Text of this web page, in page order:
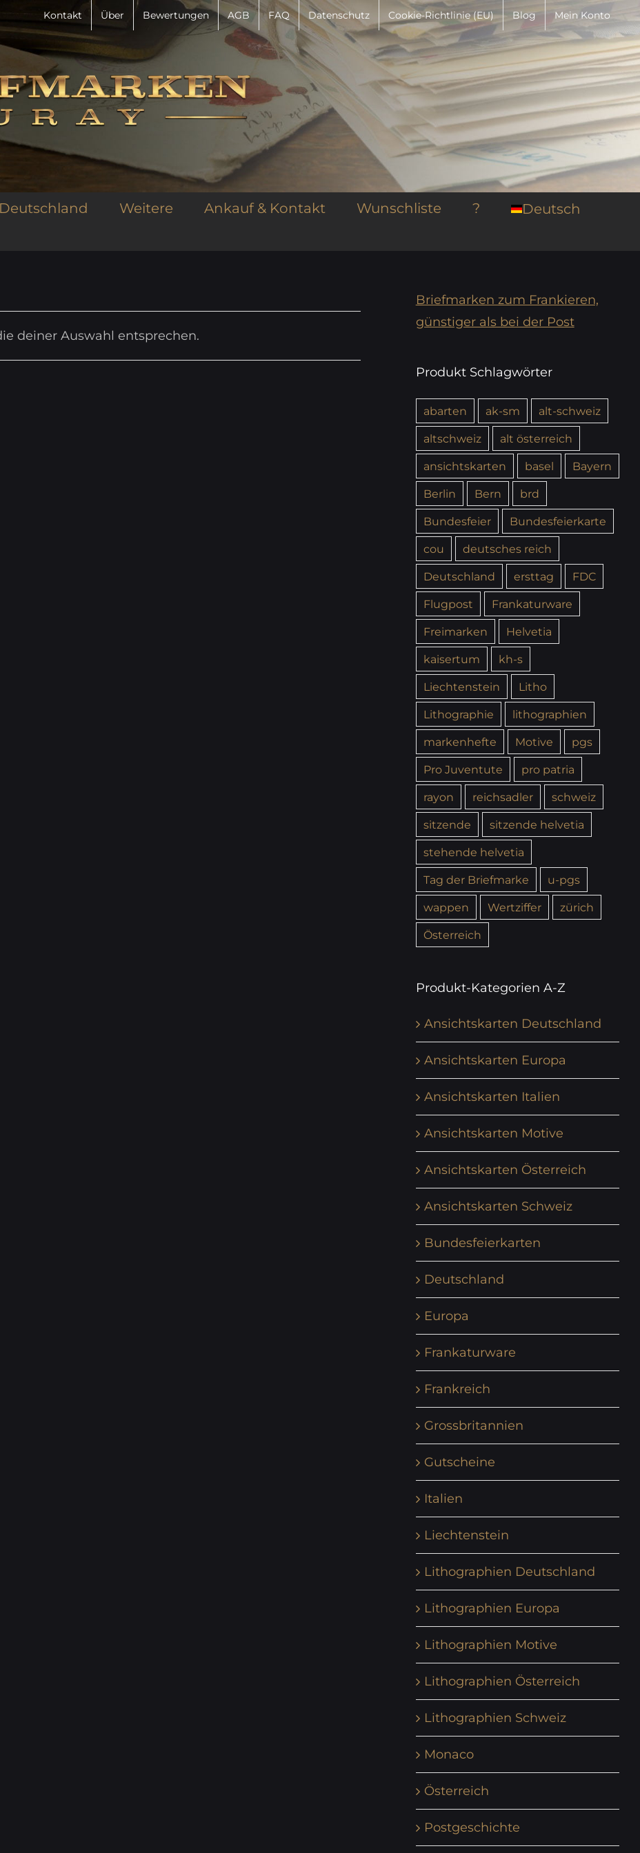
Kontakt Über Bewertungen AGB FAQ Datenschutz Cookie-Richtlinie (EU) Blog Mein Konto
Deutschland Weitere Ankauf & Kontakt Wunschliste ? Deutsch
deiner Auswahl entsprechen.
Briefmarken zum Frankieren,
günstiger als bei der Post
Produkt Schlagwörter
abarten ak-sm
alt-schweiz
altschweiz
alt österreich
ansichtskarten
basel
Bayern
Berlin
Bern
brd
Bundesfeier
Bundesfeierkarte
cou
deutsches reich
Deutschland
ersttag
FDC
Flugpost
Frankaturware
Freimarken
Helvetia
kaisertum
kh-s
Liechtenstein
Litho
Lithographie
lithographien
markenhefte
Motive
pgs
Pro Juventute
pro patria
rayon
reichsadler
schweiz
sitzende
sitzende helvetia
stehende helvetia
Tag der Briefmarke
u-pgs
wappen
Wertziffer
zürich
Österreich
Produkt-Kategorien A-Z
Ansichtskarten Deutschland
Ansichtskarten Europa
Ansichtskarten Italien
Ansichtskarten Motive
Ansichtskarten Österreich
Ansichtskarten Schweiz
Bundesfeierkarten
Deutschland
Europa
Frankaturware
Frankreich
Grossbritannien
Gutscheine
Italien
Liechtenstein
Lithographien Deutschland
Lithographien Europa
Lithographien Motive
Lithographien Österreich
Lithographien Schweiz
Monaco
Österreich
Postgeschichte